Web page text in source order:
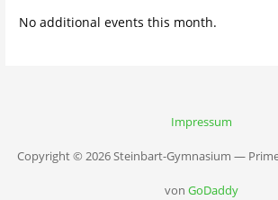
No additional events this month.
Impressum
Copyright © 2026 Steinbart-Gymnasium —
von GoDaddy